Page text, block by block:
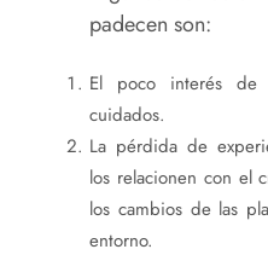
padecen son:
El poco interés de
cuidados.
La pérdida de
los relacionen con el
los cambios de las
entorno.